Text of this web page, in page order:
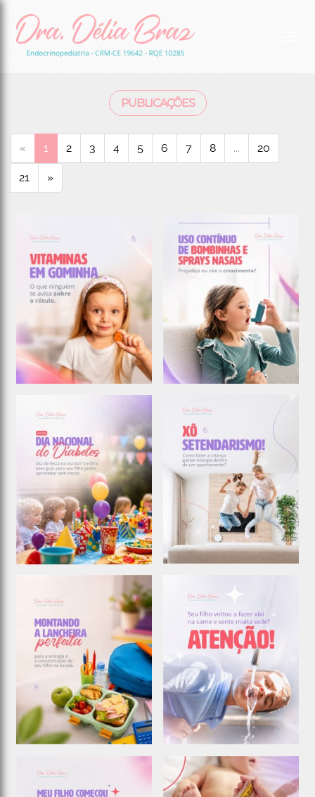
PUBLICAÇÕES
« 1 2 3 4 5 6 7 8 ... 20
21 »